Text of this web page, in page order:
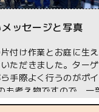
メッセージと写真
付け作業とお庭に生
ただきました。ター
手際よく行うのがポイ
考え物ですので、一
以上あったと感じま